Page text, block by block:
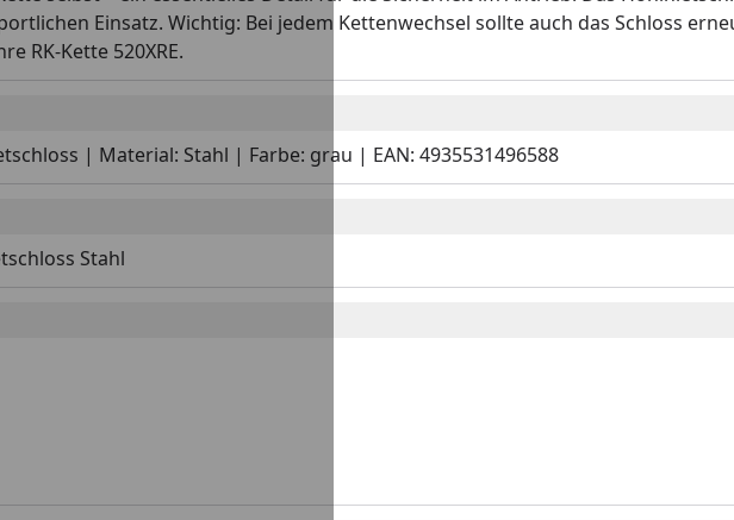
Einsatz. Wichtig: Bei jedem Kettenwechsel sollte auch das Schloss
RK-Kette 520XRE.
| Material: Stahl | Farbe: grau | EAN: 4935531496588
Stahl